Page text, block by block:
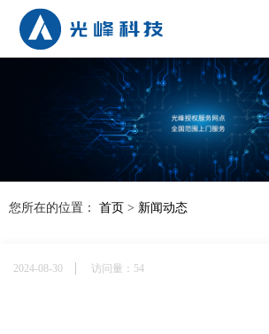
您所在的位置： 首页 > 新闻动态
2024-08-30 访问量：54